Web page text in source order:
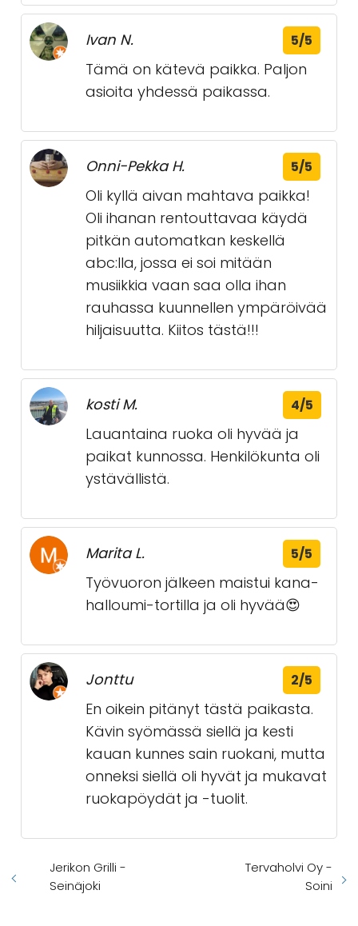
Ivan N. 5/5
Tämä on kätevä paikka. Paljon
asioita yhdessä paikassa.
Onni-Pekka H. 5/5
Oli kyllä aivan mahtava paikka!
Oli ihanan rentouttavaa käydä
pitkän automatkan keskellä
abc:lla, jossa ei soi mitään
musiikkia vaan saa olla ihan
rauhassa kuunnellen ympäröivää
hiljaisuutta. Kiitos tästä!!!
kosti M. 4/5
Lauantaina ruoka oli hyvää ja
paikat kunnossa. Henkilökunta oli
ystävällistä.
Marita L. 5/5
Työvuoron jälkeen maistui kana-
halloumi-tortilla ja oli hyvää😍
Jonttu 2/5
En oikein pitänyt tästä paikasta.
Kävin syömässä siellä ja kesti
kauan kunnes sain ruokani, mutta
onneksi siellä oli hyvät ja mukavat
ruokapöydät ja -tuolit.
Jerikon Grilli -
Seinäjoki
Tervaholvi Oy -
Soini